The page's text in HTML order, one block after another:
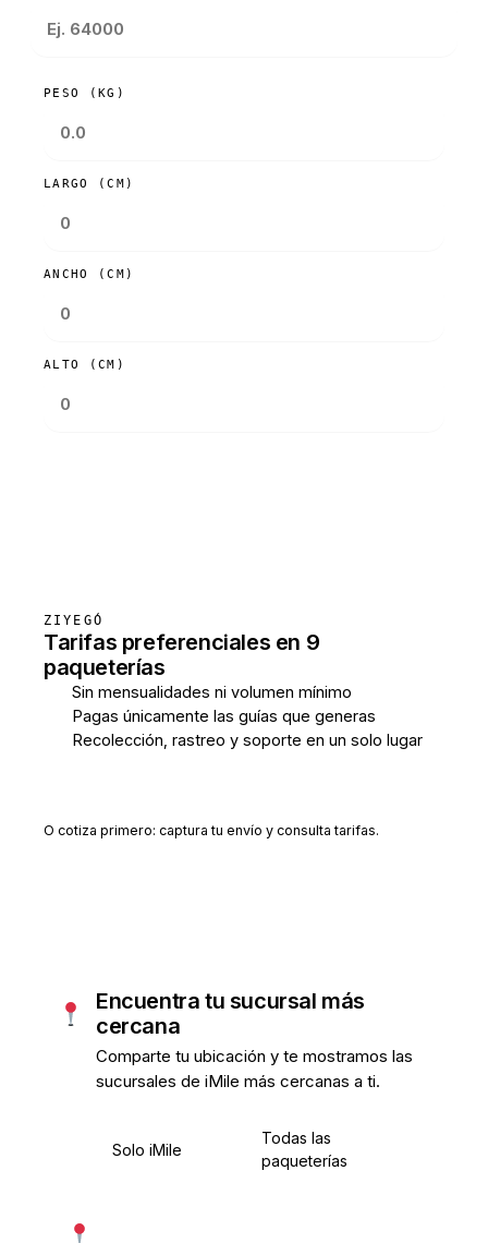
PESO (KG)
LARGO (CM)
ANCHO (CM)
ALTO (CM)
ZIYEGÓ
Tarifas preferenciales en 9
paqueterías
Sin mensualidades ni volumen mínimo
Pagas únicamente las guías que generas
Recolección, rastreo y soporte en un solo lugar
O cotiza primero: captura tu envío y consulta tarifas.
Encuentra tu sucursal más
cercana
Comparte tu ubicación y te mostramos las
sucursales de iMile más cercanas a ti.
Solo iMile
Todas las
paqueterías